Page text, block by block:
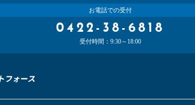
お電話での受付
0422-38-6818
受付時間：9:30～18:00